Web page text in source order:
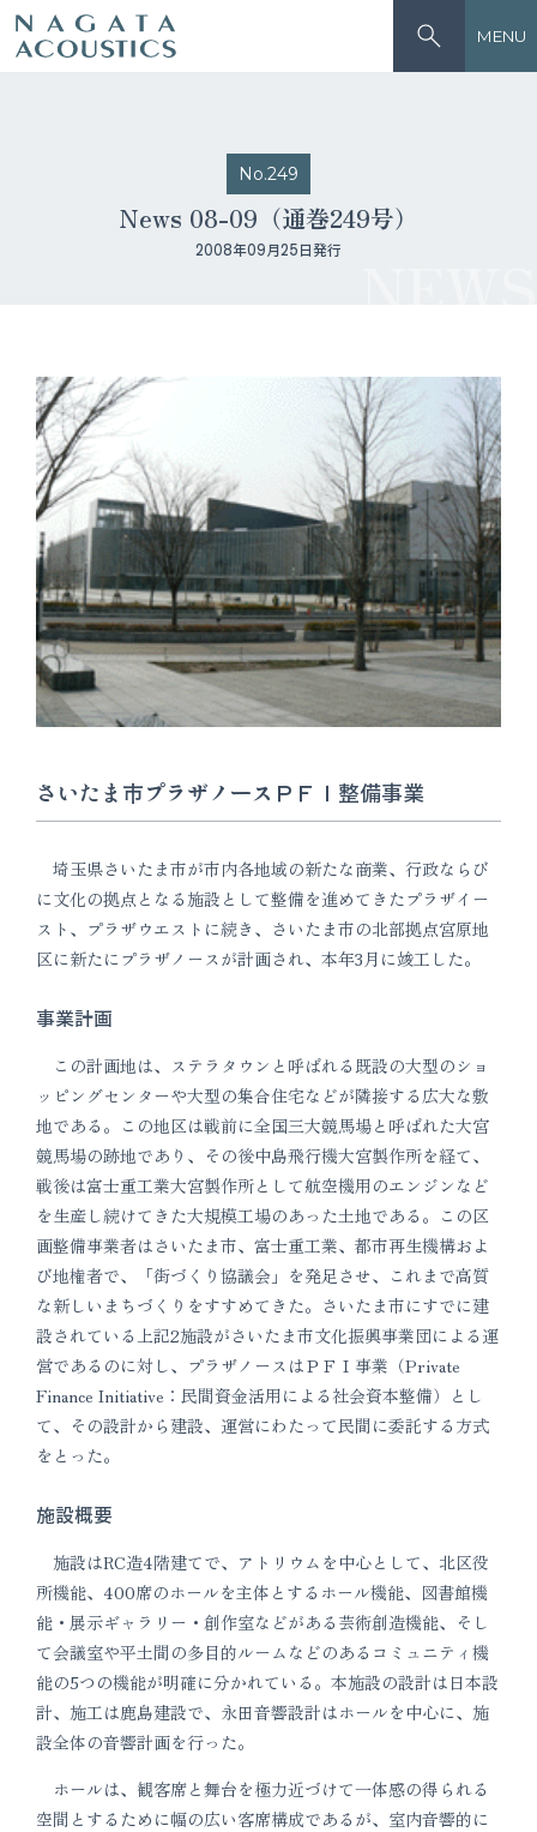
MENU
No.249
News 08-09（通巻249号）
2008年09月25日発行
さいたま市プラザノースＰＦＩ整備事業
埼玉県さいたま市が市内各地域の新たな商業、行政ならび
に文化の拠点となる施設として整備を進めてきたプラザイー
スト、プラザウエストに続き、さいたま市の北部拠点宮原地
区に新たにプラザノースが計画され、本年3月に竣工した。
事業計画
この計画地は、ステラタウンと呼ばれる既設の大型のショ
ッピングセンターや大型の集合住宅などが隣接する広大な敷
地である。この地区は戦前に全国三大競馬場と呼ばれた大宮
競馬場の跡地であり、その後中島飛行機大宮製作所を経て、
戦後は富士重工業大宮製作所として航空機用のエンジンなど
を生産し続けてきた大規模工場のあった土地である。この区
画整備事業者はさいたま市、富士重工業、都市再生機構およ
び地権者で、「街づくり協議会」を発足させ、これまで高質
な新しいまちづくりをすすめてきた。さいたま市にすでに建
設されている上記2施設がさいたま市文化振興事業団による運
営であるのに対し、プラザノースはＰＦＩ事業（Private
Finance Initiative：民間資金活用による社会資本整備）とし
て、その設計から建設、運営にわたって民間に委託する方式
をとった。
施設概要
施設はRC造4階建てで、アトリウムを中心として、北区役
所機能、400席のホールを主体とするホール機能、図書館機
能・展示ギャラリー・創作室などがある芸術創造機能、そし
て会議室や平土間の多目的ルームなどのあるコミュニティ機
能の5つの機能が明確に分かれている。本施設の設計は日本設
計、施工は鹿島建設で、永田音響設計はホールを中心に、施
設全体の音響計画を行った。
ホールは、観客席と舞台を極力近づけて一体感の得られる
空間とするために幅の広い客席構成であるが、室内音響的に